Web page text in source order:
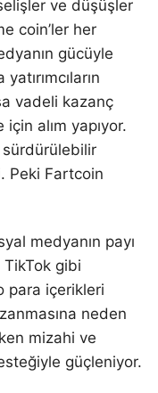
ve düşüşler
coin’ler her
gücüyle
vadeli kazanç
alım yapıyor.
sürdürülebilir
Peki Fartcoin
medyanın payı
gibi
para içerikleri
neden
mizahi ve
güçleniyor.